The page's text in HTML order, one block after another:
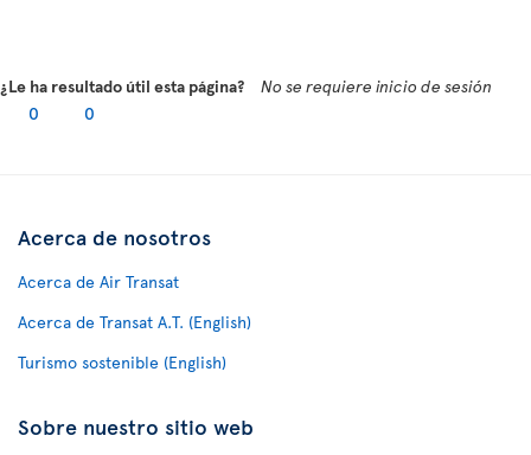
¿Le ha resultado útil esta página?
No se requiere inicio de sesión
0
0
Acerca de nosotros
Acerca de Air Transat
Acerca de Transat A.T. (English)
Turismo sostenible (English)
Sobre nuestro sitio web